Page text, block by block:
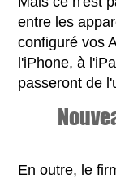
entre les
configuré vos
l'iPhone, à
passeront de
En outre, le